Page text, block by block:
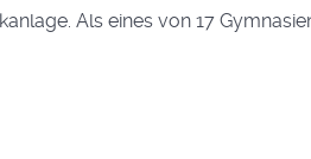
Als eines von 17